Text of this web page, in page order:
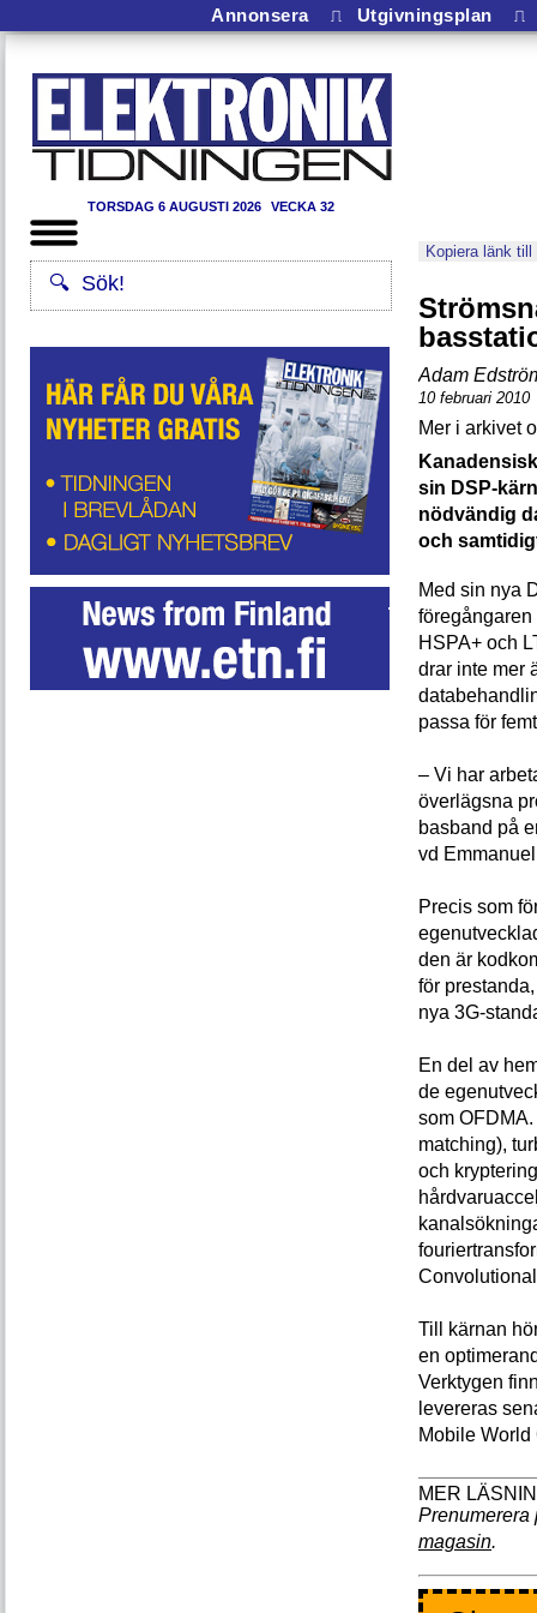
Annonsera ⎍ Utgivningsplan ⎍
TORSDAG 6 AUGUSTI 2026 VECKA 32
Kopiera länk till
Adam
10 februari 2010
sin DSP-
nödvändig
och
Med sin nya
HSPA+ och
drar inte mer
passa för
– Vi har
överlägsna
basband på
vd
Precis som
den är
för
nya 3G-
En del av
de
som
matching),
och
Till kärnan
en
Verktygen
levereras
Mobile
Prenumerera
magasin.